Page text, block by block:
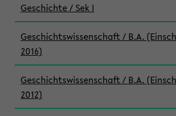
Geschichte / Sek I
Geschichtswissenschaft / B.A.
2016)
Geschichtswissenschaft / B.A.
2012)